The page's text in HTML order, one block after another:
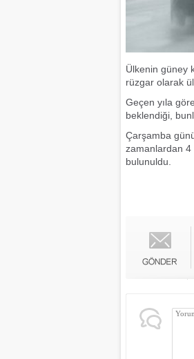
Ülkenin güney
rüzgar olarak
Geçen yıla
beklendiği,
Çarşamba
zamanlardan 4
bulunuldu.